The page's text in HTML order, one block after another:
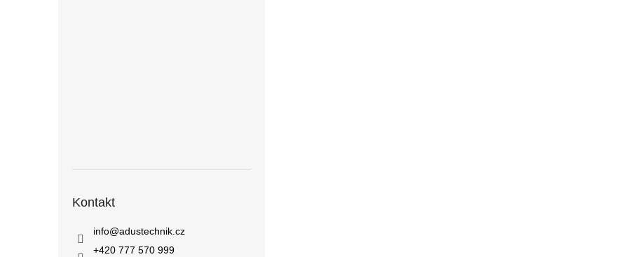
Kontakt
info@adustechnik.cz
+420 777 570 999